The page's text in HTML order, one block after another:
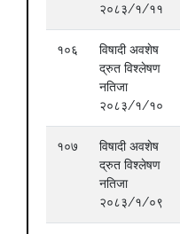
२०८३/१/११
१०६
विषादी अवशेष
द्रुत विश्लेषण
नतिजा
२०८३/१/१०
१०७
विषादी अवशेष
द्रुत विश्लेषण
नतिजा
२०८३/१/०९